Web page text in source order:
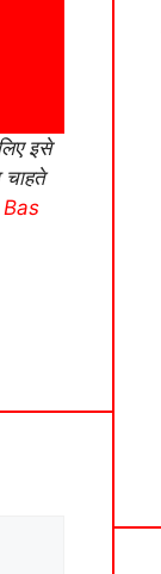
इसे